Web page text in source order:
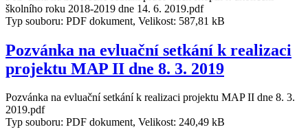
školního roku 2018-2019 dne 14. 6. 2019.pdf
Typ souboru: PDF dokument, Velikost: 587,81 kB
Pozvánka na evluační setkání k realizaci
projektu MAP II dne 8. 3. 2019
Pozvánka na evluační setkání k realizaci projektu MAP II dne 8. 3.
2019.pdf
Typ souboru: PDF dokument, Velikost: 240,49 kB